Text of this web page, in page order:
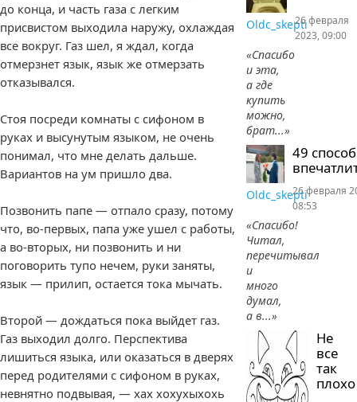
до конца, и часть газа с легким
присвистом выходила наружу, охлаждая
все вокруг. Газ шел, я ждал, когда
отмерзнет язык, язык же отмерзать
отказывался.
Стоя посреди комнаты с сифоном в
руках и высунутым языком, не очень
понимал, что мне делать дальше.
Вариантов на ум пришло два.
Позвонить папе — отпало сразу, потому
что, во-первых, папа уже ушел с работы,
а во-вторых, ни позвонить и ни
поговорить тупо нечем, руки заняты,
язык — прилип, остается тока мычать.
Второй — дождаться пока выйдет газ.
Газ выходил долго. Перспектива
лишиться языка, или оказаться в дверях
перед родителями с сифоном в руках,
невнятно подвывая, — хах хохухыхохь
Oldc_skepti
«Спасибо
и эта,
а где
купить
можно,
брат...»
26 февраля
2023, 09:00
49
Oldc_skepti
«Спасибо!
Читал,
перечитывал
и
много
думал,
а в...»
26 февраля
08:53
Не
все
так
плохо